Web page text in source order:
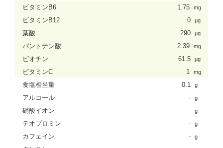
ビタミンB6 1.75 mg
ビタミンB12 0 µg
葉酸 290 µg
パントテン酸 2.39 mg
ビオチン 61.5 µg
ビタミンC 1 mg
食塩相当量 0.1 g
アルコール - g
硝酸イオン - g
テオブロミン - g
カフェイン - g